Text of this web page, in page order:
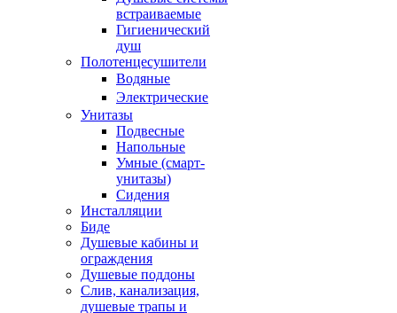
встраиваемые
Гигиенический
душ
Полотенцесушители
ㅤВодяные
ㅤЭлектрические
Унитазы
Подвесные
Напольные
Умные (смарт-
унитазы)
Сидения
Инсталляции
Биде
Душевые кабины и
ограждения
Душевые поддоны
Слив, канализация,
душевые трапы и